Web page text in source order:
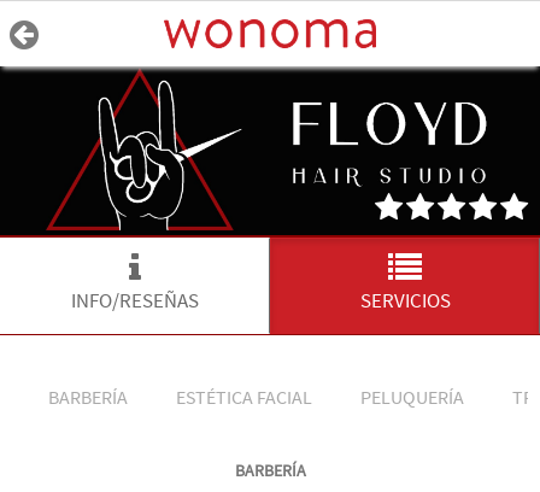
INFO/RESEÑAS SERVICIOS
BARBERÍA ESTÉTICA FACIAL PELUQUERÍA
BARBERÍA